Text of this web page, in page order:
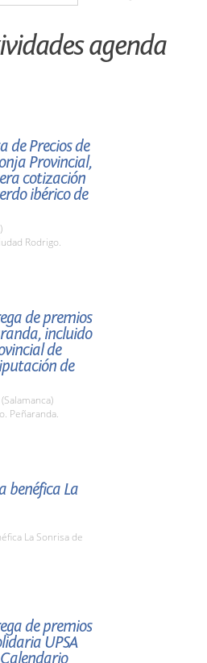
agenda
de Precios de
Provincial,
cotización
ibérico de
Rodrigo.
de premios
incluido
de
de
Peñaranda.
benéfica La
La Sonrisa de
de premios
UPSA